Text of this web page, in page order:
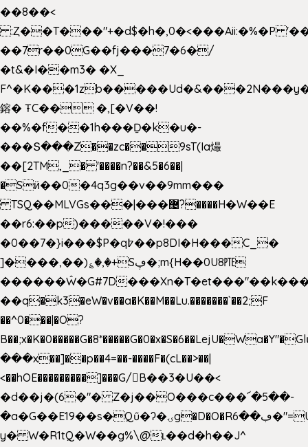
��8��<
:Ȥ��T���"+�d$�h�,0�<���Aii:�%�P
��7r��0G��fj���7�6�/
�t&�I��m3� �X_
鎔� ŦC�� �,[�V��!
��%�f��1h���Ḏ�k�u�-
���Տ���Z��zc��9sT(Ia熶
��[2TM,_� '����n?��&5�6��|
�Sӥ��0�4q3g��v��9mm���
TSQ��MLVGs���|���޴?����H�W��E
��r6:��p)�����V�!���
�0��7�}i���$P�q߈��p8DI�H���C_�
]����,��)؏�,�+Sڥ�;m{H��0U8㉐
������Ŵ�G#7D
��q�k3�eW�v��a�K��M��Lu.�������`��2;F
��^0���|�O?
���x��]��p��4=��-����F�(cL��>��|
<��hOE���������]���G/B��3�U��<
�d��j�(6�"� Z�j��O���c���՜�5��-
�a�G��E19��s�Qű�ʔ�ۍg�D�O�Rڢ��6�"=Uh����
y� W�R1tQ�W��g%\@ʟ��d�h��J^